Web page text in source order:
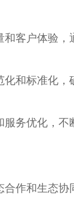
客户体验
和标准化
务优化，
作和生态